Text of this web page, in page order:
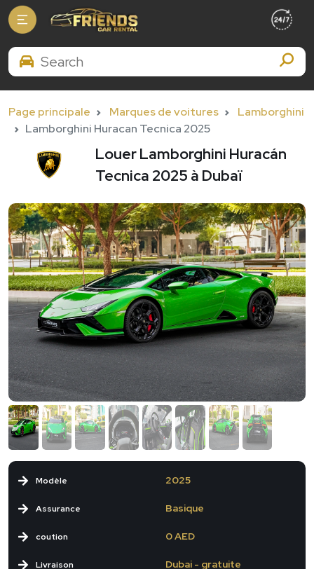
Search Brands
Page principale Marques de voitures
Lamborghini
Lamborghini Huracan Tecnica 2025
Louer Lamborghini Huracán
Tecnica 2025 à Dubaï
Modèle
Assurance
coution
2025
Basique
0 AED
Livraison Dubai - gratuite